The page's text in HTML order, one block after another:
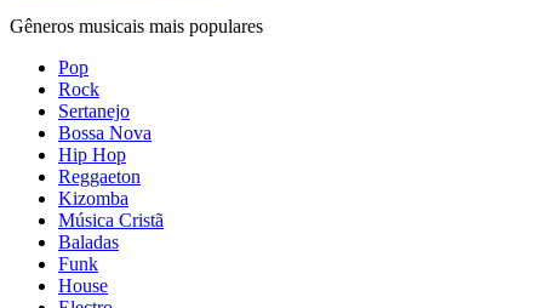
Gêneros musicais mais populares
Pop
Rock
Sertanejo
Bossa Nova
Hip Hop
Reggaeton
Kizomba
Música Cristã
Baladas
Funk
House